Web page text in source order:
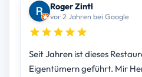
Roger Zintl
vor 2 Jahren bei Google
Seit Jahren ist dieses
Eigentümern geführt. Mir